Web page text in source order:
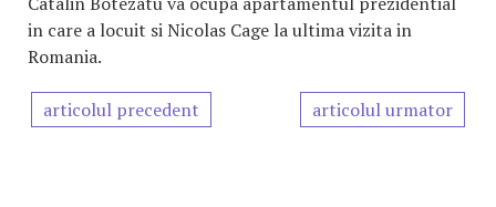
in care a locuit si Nicolas Cage la ultima vizita in
Romania.
articolul precedent articolul urmator